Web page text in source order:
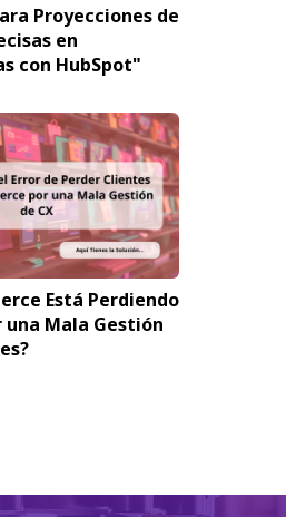
Proyecciones de
en
con HubSpot"
Está Perdiendo
una Mala Gestión